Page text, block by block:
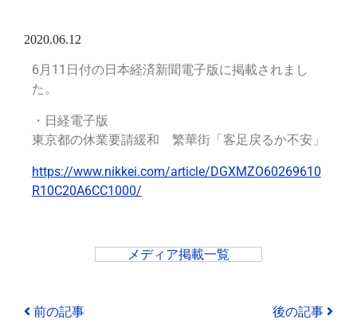
2020.06.12
6月11日付の日本経済新聞電子版に掲載されまし
た。
・日経電子版
東京都の休業要請緩和 繁華街「客足戻るか不安」
https://www.nikkei.com/article/DGXMZO60269610
R10C20A6CC1000/
メディア掲載一覧
前の記事 後の記事